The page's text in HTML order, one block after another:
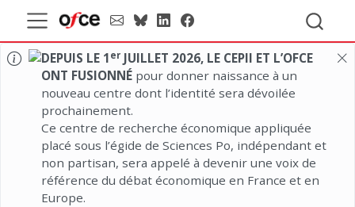
DEPUIS LE 1 erJUILLET 2026, LE CEPII ET L’OFCE
ONT FUSIONNÉpour donner naissance à un
nouveau centre dont l’identité sera dévoilée
prochainement.
Ce centre de recherche économique appliquée
placé sous l’égide de Sciences Po, indépendant et
non partisan, sera appelé à devenir une voix de
référence du débat économique en France et en
Europe.